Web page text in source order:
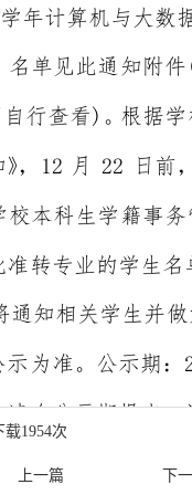
载1954次
上一篇 下